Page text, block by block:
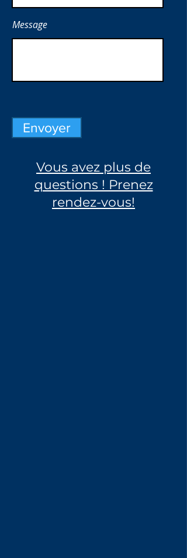
Message
Envoyer
Vous avez plus de
questions ! Prenez
rendez-vous!